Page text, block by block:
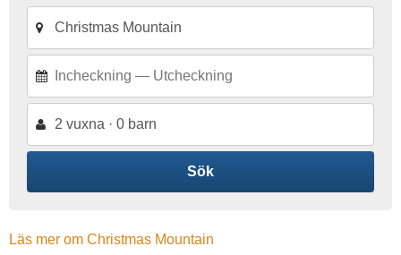
2 vuxna · 0 barn
Sök
Läs mer om Christmas Mountain